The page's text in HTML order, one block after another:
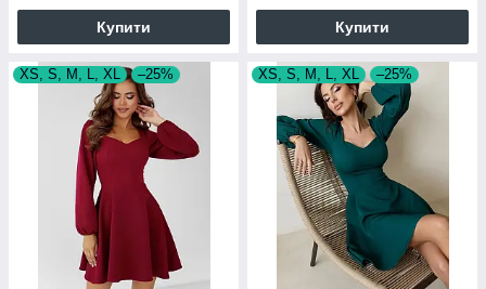
Купити Купити
XS, S, M, L, XL –25% XS, S, M, L, XL –25%